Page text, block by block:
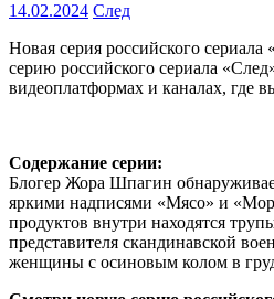
14.02.2024 След
Новая серия российского
серию российского сериала
видеоплатформах и каналах, где
Содержание серии:
Блогер Жора Шпагин
яркими надписями «Мясо» и
продуктов внутри находятся
представителя скандинавской
женщины с осиновым колом в